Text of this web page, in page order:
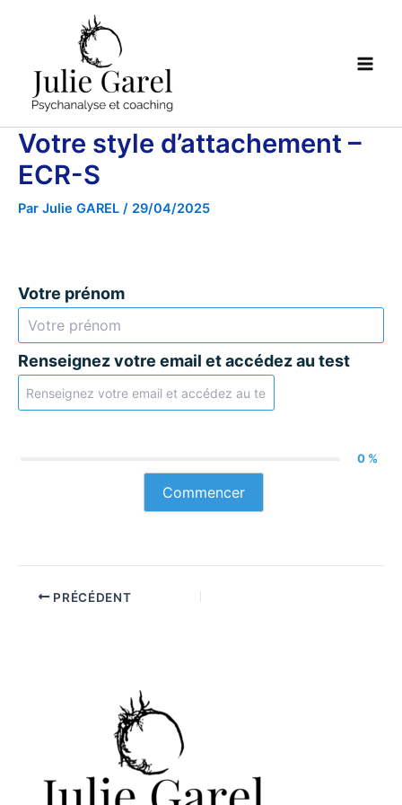
Votre style d’attachement –
ECR-S
Par Julie GAREL / 29/04/2025
Votre prénom
Renseignez votre email et accédez au test
0 %
Commencer
PRÉCÉDENT